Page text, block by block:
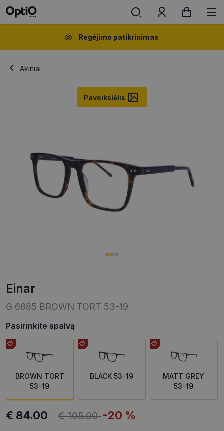
Regėjimo patikrinimas
Akiniai
Paveikslėlis
einar
G 6885 BROWN TORT 53-19
Pasirinkite spalvą
BROWN TORT
53-19
BLACK 53-19
MATT GREY
53-19
€ 84.00 € 105.00 -20 %